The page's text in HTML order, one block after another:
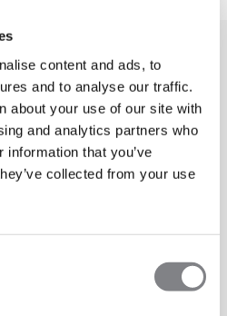
content and ads, to
and to analyse our traffic.
about your use of our site with
and analytics partners who
that you’ve
collected from your use